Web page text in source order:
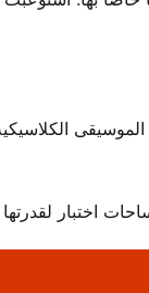
اختبار لقدرتها